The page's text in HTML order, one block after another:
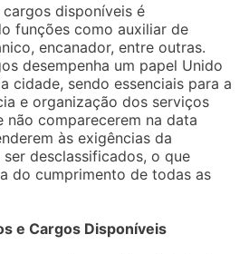
disponíveis é
funções como auxiliar de
encanador, entre outras.
desempenha um papel Unido
cidade, sendo essenciais para a
e organização dos serviços
não comparecerem na data
às exigências da
desclassificados, o que
do cumprimento de todas as
e Cargos Disponíveis